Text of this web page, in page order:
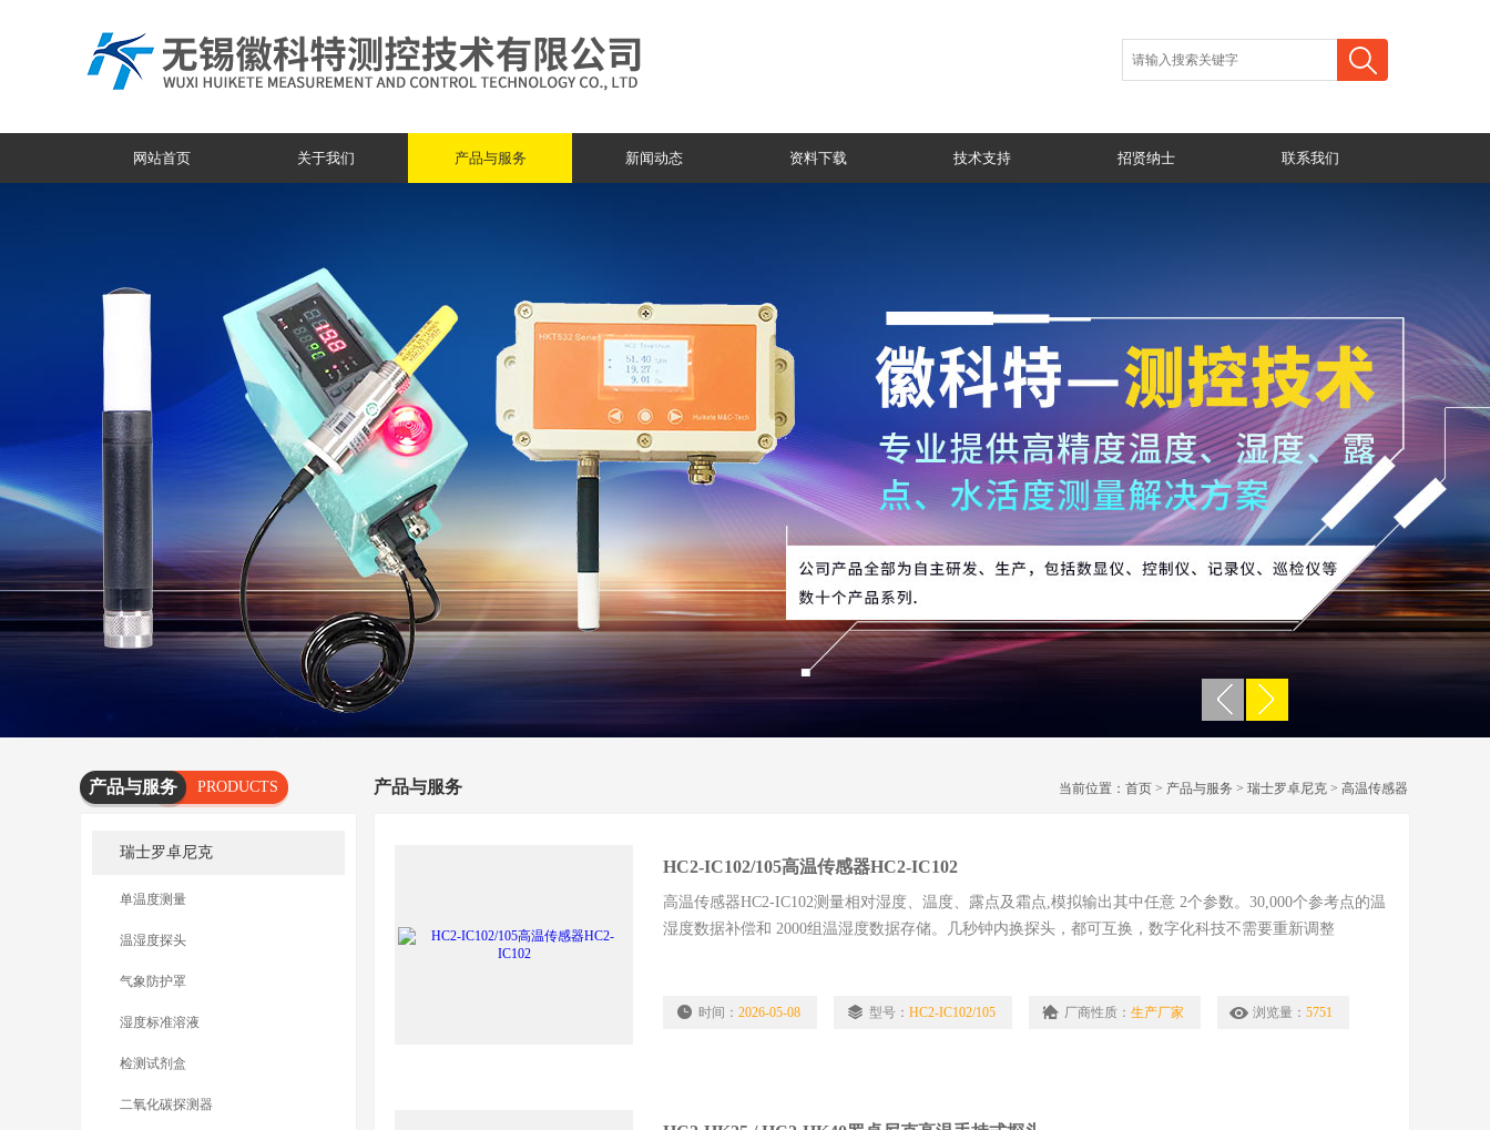
网站首页 关于我们 产品与服务 新闻动态 资料下载 技术支持 招贤纳士 联系我们
产品与服务
PRODUCTS
SERVICES
瑞士罗卓尼克
单温度测量
温湿度探头
气象防护罩
湿度标准溶液
检测试剂盒
二氧化碳探测器
产品与服务 当前位置： 首页 > 产品与服务 > 瑞士罗卓尼克 > 高温传感器
HC2-IC102/105高温传感器HC2-IC102
高温传感器HC2-IC102测量相对湿度、温度、露点及霜点,模拟输出其中任意 2个参数。30,000个参考点的温
湿度数据补偿和 2000组温湿度数据存储。几秒钟内换探头，都可互换，数字化科技不需要重新调整
时间：2026-05-08 型号：HC2-IC102/105 厂商性质：生产厂家 浏览量：5751